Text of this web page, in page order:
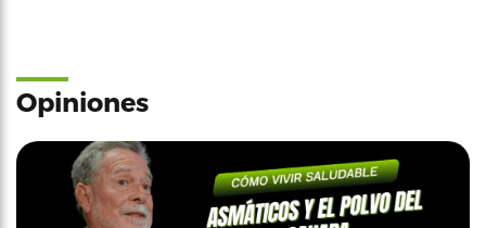
Opiniones